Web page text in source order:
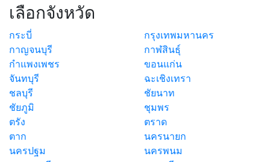
เลือกจังหวัด
กระบี่
กรุงเทพมหานคร
กาญจนบุรี
กาฬสินธุ์
กำแพงเพชร
ขอนแก่น
จันทบุรี
ฉะเชิงเทรา
ชลบุรี
ชัยนาท
ชัยภูมิ
ชุมพร
ตรัง
ตราด
ตาก
นครนายก
นครปฐม
นครพนม